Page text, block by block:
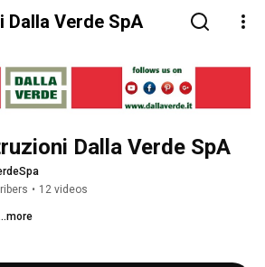
Dalla Verde SpA
Dalla Verde SpA
• 12 videos